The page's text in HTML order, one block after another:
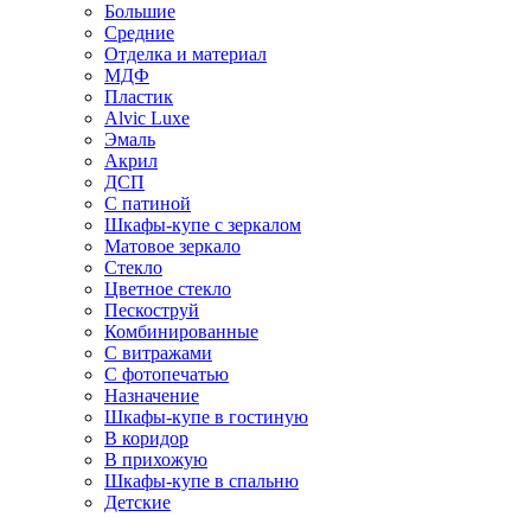
Большие
Средние
Отделка и материал
МДФ
Пластик
Alvic Luxe
Эмаль
Акрил
ДСП
С патиной
Шкафы-купе с зеркалом
Матовое зеркало
Стекло
Цветное стекло
Пескоструй
Комбинированные
С витражами
С фотопечатью
Назначение
Шкафы-купе в гостиную
В коридор
В прихожую
Шкафы-купе в спальню
Детские